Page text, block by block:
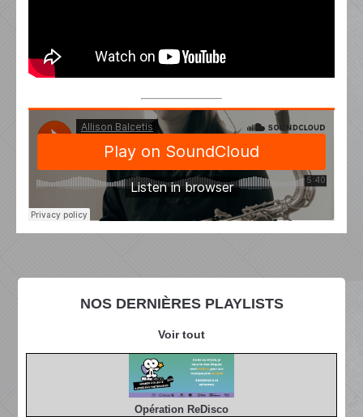
NOS DERNIÈRES PLAYLISTS
Voir tout
Opération ReDisco